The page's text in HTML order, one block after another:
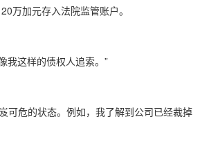
万加元存入法院监管账户。
我这样的债权人追索。”
可危的状态。例如，我了解到公司已经裁掉